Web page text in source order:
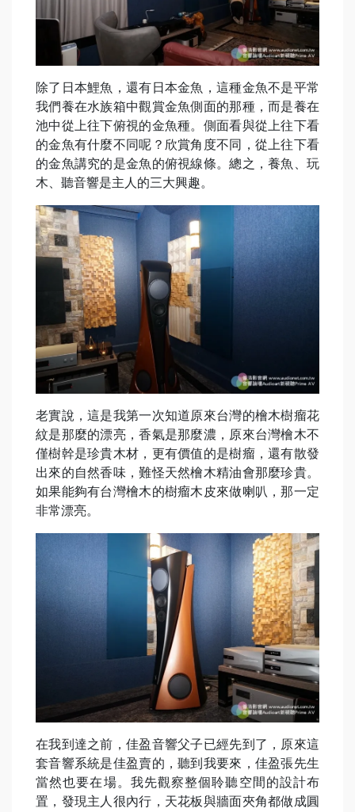
除了日本鯉魚，還有日本金魚，這種金魚不是平常
我們養在水族箱中觀賞金魚側面的那種，而是養在
池中從上往下俯視的金魚種。側面看與從上往下看
的金魚有什麼不同呢？欣賞角度不同，從上往下看
的金魚講究的是金魚的俯視線條。總之，養魚、玩
木、聽音響是主人的三大興趣。
老實說，這是我第一次知道原來台灣的檜木樹瘤花
紋是那麼的漂亮，香氣是那麼濃，原來台灣檜木不
僅樹幹是珍貴木材，更有價值的是樹瘤，還有散發
出來的自然香味，難怪天然檜木精油會那麼珍貴。
如果能夠有台灣檜木的樹瘤木皮來做喇叭，那一定
非常漂亮。
在我到達之前，佳盈音響父子已經先到了，原來這
套音響系統是佳盈賣的，聽到我要來，佳盈張先生
當然也要在場。我先觀察整個聆聽空間的設計布
置，發現主人很內行，天花板與牆面夾角都做成圓